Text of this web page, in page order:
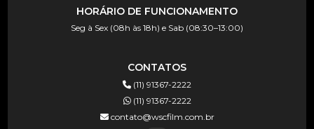
HORÁRIO DE FUNCIONAMENTO
Seg à Sex (08h às 18h) e Sab (08:30–13:00)
CONTATOS
(11) 91367-2222
(11) 91367-2222
contato@wscfilm.com.br